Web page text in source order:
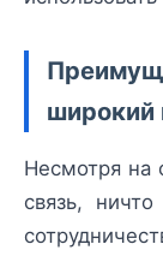
широкий
Несмотря на
связь,